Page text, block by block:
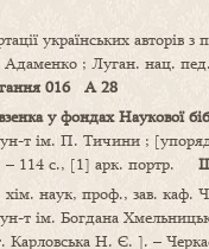
українських
Адаменко ; Луган. нац.
016 А 28
у фондах Наукової
ун-т ім. П. Тичини ;
114 с., [1] арк. портр.
наук, проф., зав. каф.
т ім. Богдана
Н. Є. ]. –